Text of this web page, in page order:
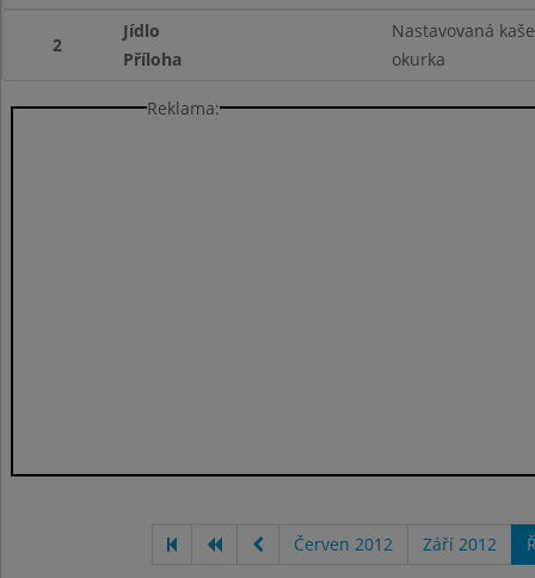
2
Jídlo
Nastavovaná
Příloha
okurka
Reklama:
Červen 2012 Září 2012